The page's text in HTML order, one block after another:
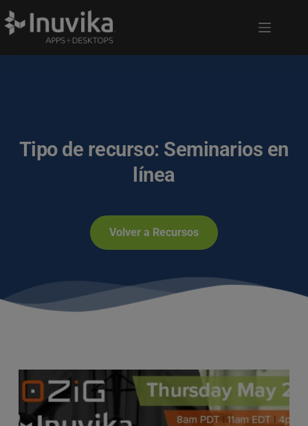
Tipo de recurso: Seminarios en
línea
Volver a Recursos